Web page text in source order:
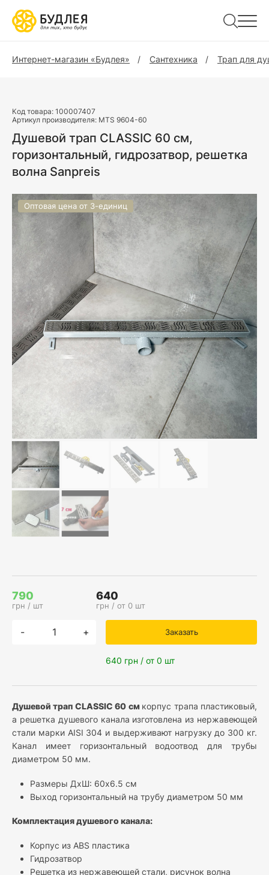
Интернет-магазин «Будлея» Сантехника Трап для
Оптовая цена от 3-единиц
Код товара: 100007407
Артикул производителя: MTS 9604-60
Душевой трап CLASSIC 60 см,
горизонтальный, гидрозатвор, решетка
волна Sanpreis
790
грн / шт
640
грн / от 0 шт
640 грн / от 0 шт
- + Заказать
Душевой трап CLASSIC 60 см корпус трапа пластиковый,
а решетка душевого канала изготовлена из нержавеющей
стали марки AISI 304 и выдерживают нагрузку до 300 кг.
Канал имеет горизонтальный водоотвод для трубы
диаметром 50 мм.
Размеры ДхШ: 60х6.5 см
Выход горизонтальный на трубу диаметром 50 мм
Комплектация душевого канала:
Корпус из ABS пластика
Гидрозатвор
Решетка из нержавеющей стали, рисунок волна